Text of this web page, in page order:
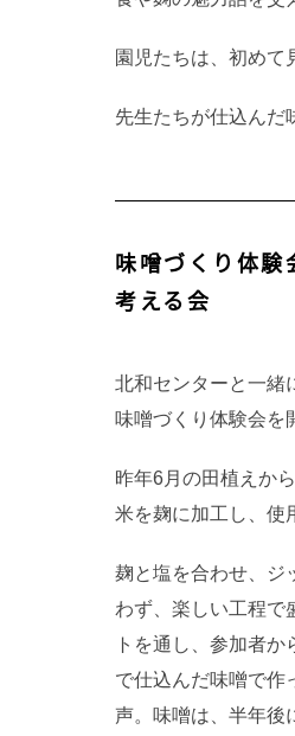
園児たちは、初めて
先生たちが仕込んだ
味噌づくり体
考える会
北和センターと一緒
味噌づくり体験会を
昨年6月の田植えか
米を麹に加工し、使
麹と塩を合わせ、ジ
わず、楽しい工程で
トを通し、参加者
で仕込んだ味噌で作
声。味噌は、半年後